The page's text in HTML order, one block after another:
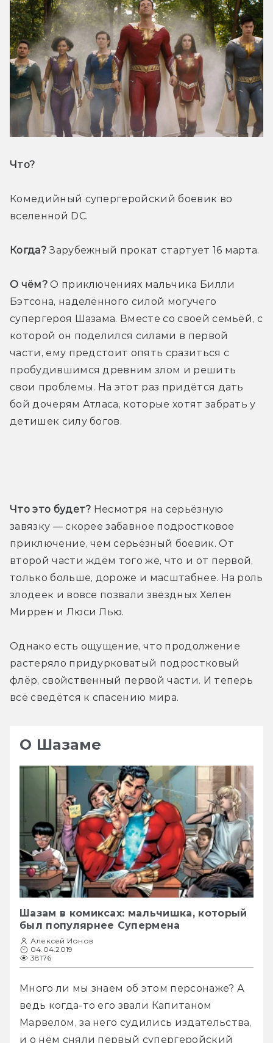
Что?
Комедийный супергеройский боевик во
вселенной DC.
Когда? Зарубежный прокат стартует 16 марта.
О чём? О приключениях мальчика Билли
Бэтсона, наделённого силой могучего
супергероя Шазама. Вместе со своей семьёй, с
которой он поделился силами в первой
части, ему предстоит опять сразиться с
пробудившимся древним злом и решить
свои проблемы. На этот раз придётся дать
бой дочерям Атласа, которые хотят забрать у
детишек силу богов.
Что это будет? Несмотря на серьёзную
завязку — скорее забавное подростковое
приключение, чем серьёзный боевик. От
второй части ждём того же, что и от первой,
только больше, дороже и масштабнее. На роль
злодеек и вовсе позвали звёздных Хелен
Миррен и Люси Лью.
Однако есть ощущение, что продолжение
растеряло придурковатый подростковый
флёр, свойственный первой части. И теперь
всё сведётся к спасению мира.
О Шазаме
Шазам в комиксах: мальчишка, который
был популярнее Супермена
Алексей Ионов
04.04.2019
38176
Много ли мы знаем об этом персонаже? А
ведь когда-то его звали Капитаном
Марвелом, за него судились издательства,
и о нём сняли первый супергеройский